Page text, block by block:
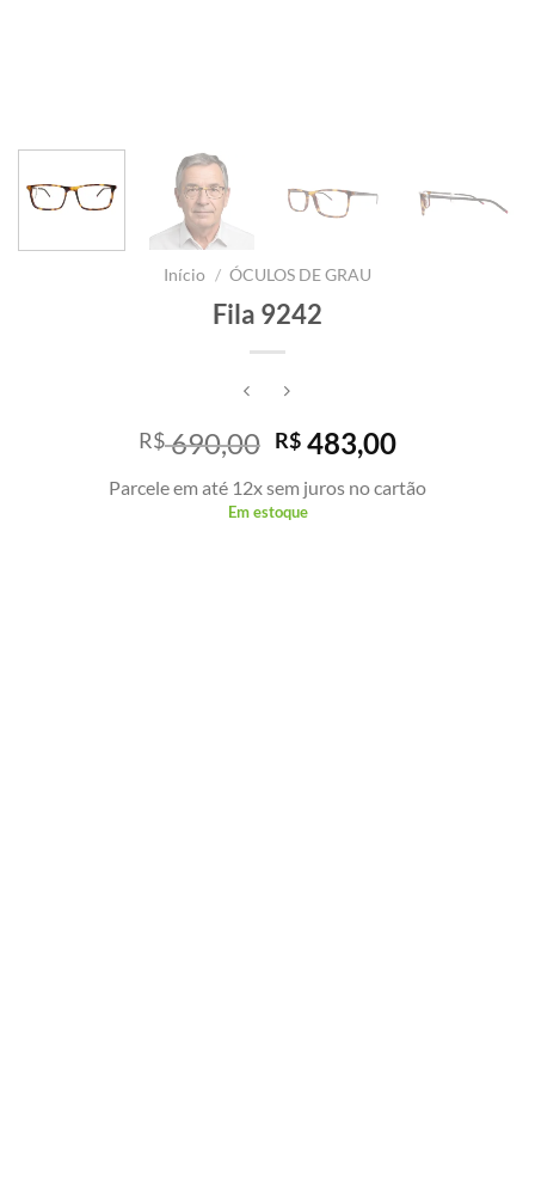
Início / ÓCULOS DE GRAU
Fila 9242
R$690,00 O
original
era:
R$ 483,00O
atual
Parcele em até 12x sem juros no cartão
Em estoque